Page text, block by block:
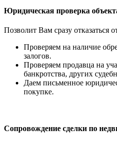
Юридическая проверка
Позволит Вам сразу отказаться
Проверяем на наличие
залогов.
Проверяем продавца на
банкротства, других
Даем письменное
покупке.
Сопровождение сделки по